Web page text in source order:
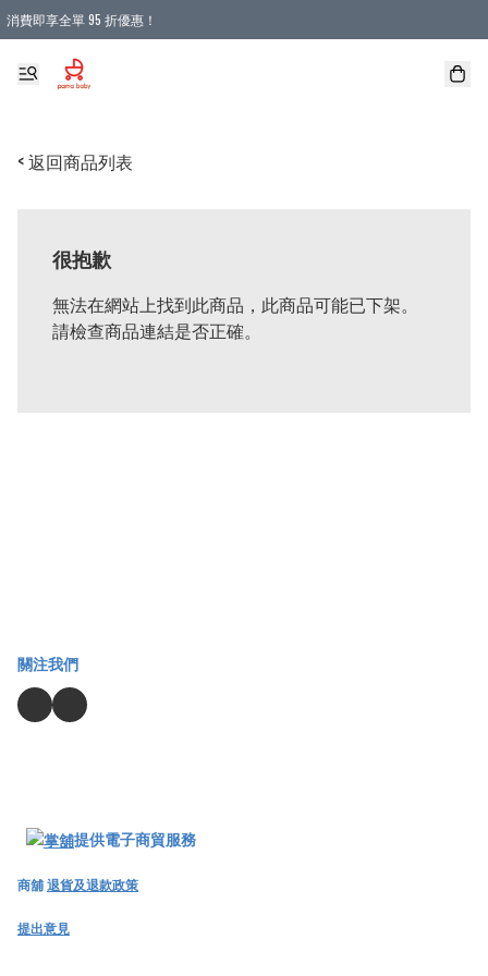
消費即享全單 95 折優惠！
購物滿 HKD 900.00即享免運費優惠！（適用於 本地送貨、本地取貨 )
< 返回商品列表
很抱歉
無法在網站上找到此商品，此商品可能已下架。
請檢查商品連結是否正確。
關注我們
提供電子商貿服務
商舖退貨及退款政策
提出意見